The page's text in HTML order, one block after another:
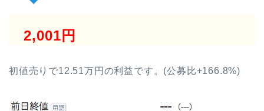
2,001円
初値売りで12.51万円の利益です。(公募比+166.8%)